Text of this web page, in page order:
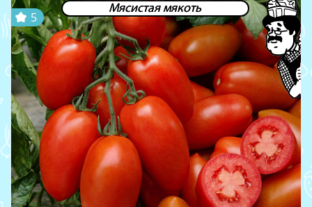
Мясистая мякоть
5